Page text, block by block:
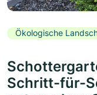
Ökologische
Schritt-für-